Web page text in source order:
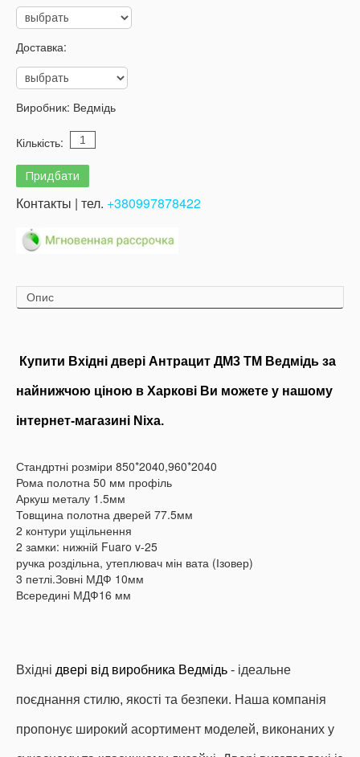
Доставка:
Виробник: Ведмідь
Кількість:
Контакты | тел. +380997878422
Опис
Купити Вхідні двері Антрацит ДМ3 ТМ Ведмідь за
найнижчою ціною в Харкові Ви можете у нашому
інтернет-магазині Nixa.
Стандртні розміри 850*2040,960*2040
​Рома полотна 50 мм профіль
Аркуш металу 1.5мм
Товщина полотна дверей 77.5мм
2 контури ущільнення
2 замки: нижній Fuaro v-25
ручка роздільна, утеплювач мін вата (Ізовер)
3 петлі.Зовні МДФ 10мм
Всередині МДФ16 мм
Вхідні двері від виробника Ведмідь - ідеальне
поєднання стилю, якості та безпеки. Наша компанія
пропонує широкий асортимент моделей, виконаних у